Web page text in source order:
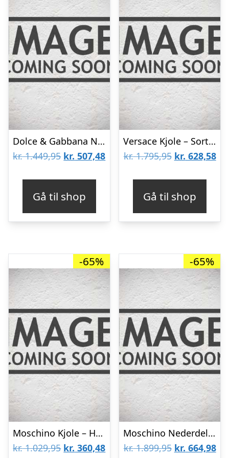
Dolce & Gabbana Nederdel – Sunflower – Karrygul
kr.1.449,95 Den
var:
kr. 1.449,95.
kr. 507,48Den
kr. 507,48.
Gå til shop
Versace Kjole – Sort m. Neon/Logo
kr.1.795,95 Den
var:
kr. 1.795,95.
kr. 628,58
kr.
Gå til shop
-65%
Moschino Kjole – Hvid m. Print
kr.1.029,95 Den
kr. 360,48Den
-65%
Moschino Nederdel – Rosa m. Print
kr.1.899,95 Den
kr. 664,98